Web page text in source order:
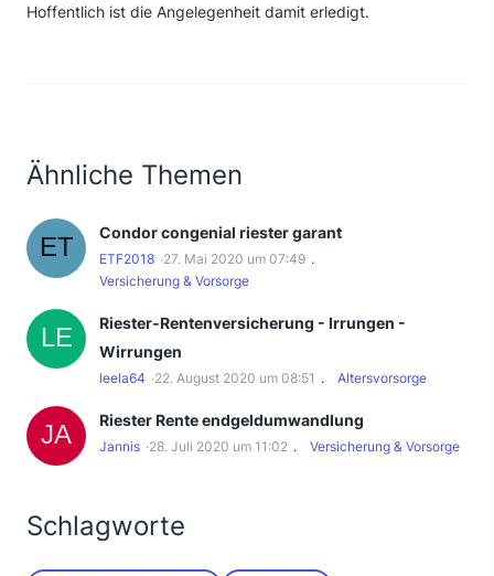
Hoffentlich ist die Angelegenheit damit erledigt.
Ähnliche Themen
Condor congenial riester garant
ETF2018 27. Mai 2020 um 07:49
Versicherung & Vorsorge
Riester-Rentenversicherung - Irrungen -
Wirrungen
leela64 22. August 2020 um 08:51 Altersvorsorge
Riester Rente endgeldumwandlung
Jannis 28. Juli 2020 um 11:02 Versicherung & Vorsorge
Schlagworte